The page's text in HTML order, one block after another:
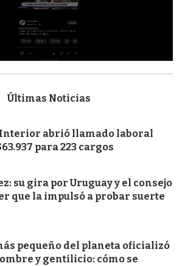
Últimas Noticias
abrió llamado laboral
para 223 cargos
su gira por Uruguay y el consejo
que la impulsó a probar suerte
pequeño del planeta oficializó
y gentilicio: cómo se